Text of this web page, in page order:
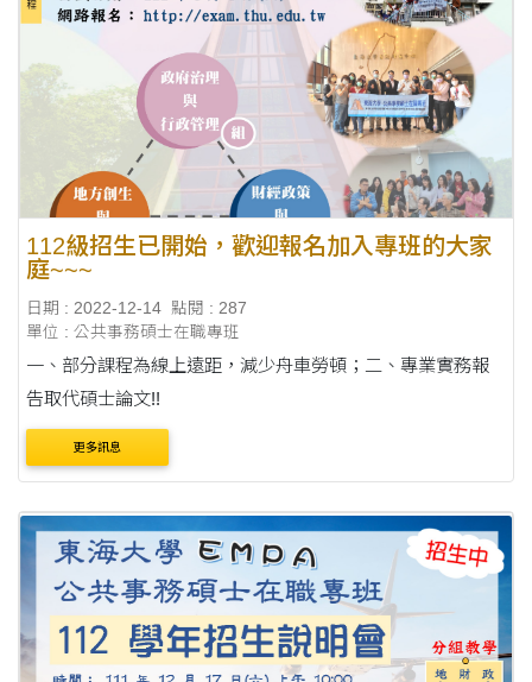
112級招生已開始，歡迎報名加入專班的大家
庭~~~
日期 : 2022-12-14 點閱 : 287
單位 : 公共事務碩士在職專班
一、部分課程為線上遠距，減少舟車勞頓；二、專業實務報
告取代碩士論文!!
更多訊息